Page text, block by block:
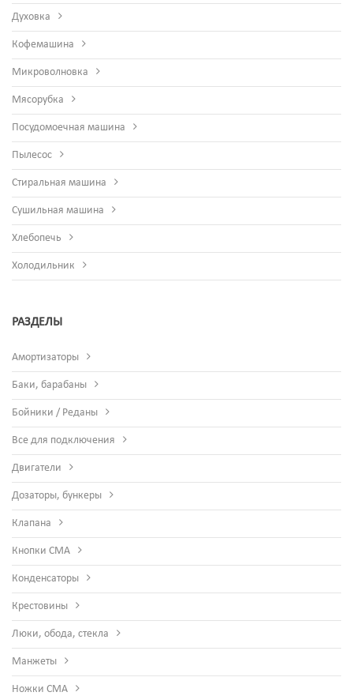
Духовка
Кофемашина
Микроволновка
Мясорубка
Посудомоечная машина
Пылесос
Стиральная машина
Сушильная машина
Хлебопечь
Холодильник
РАЗДЕЛЫ
Амортизаторы
Баки, барабаны
Бойники / Реданы
Все для подключения
Двигатели
Дозаторы, бункеры
Клапана
Кнопки СМА
Конденсаторы
Крестовины
Люки, обода, стекла
Манжеты
Ножки СМА